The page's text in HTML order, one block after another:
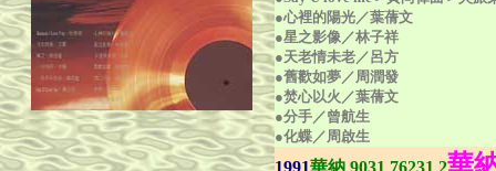
●心裡的陽光／葉蒨文
●星之影像／林子祥
●天老情未老／呂方
●舊歡如夢／周潤發
●焚心以火／葉蒨文
●分手／曾航生
●化蝶／周啟生
1991華納 9031 76231 2華